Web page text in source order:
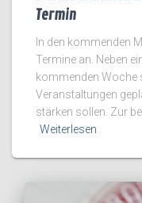
Termin
In den kommenden
Termine an. Neben
kommenden Woche
Veranstaltungen
stärken sollen. Zur
Weiterlesen